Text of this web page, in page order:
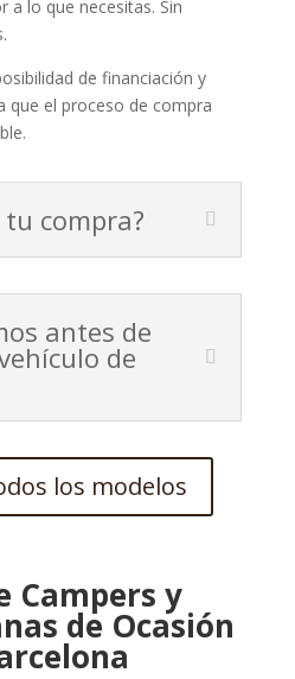
lo que necesitas. Sin
de financiación y
que el proceso de compra
compra?
antes de
de
los modelos
Campers y
de Ocasión